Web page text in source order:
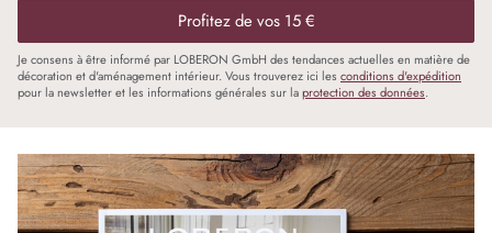
Profitez de vos 15 €
Je consens à être informé par LOBERON GmbH des tendances actuelles en matière de
décoration et d'aménagement intérieur. Vous trouverez ici les conditions d'expédition
pour la newsletter et les informations générales sur laprotection des données.